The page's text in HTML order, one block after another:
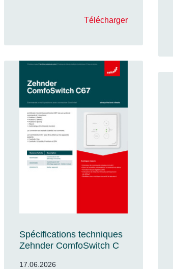
Télécharger
Spécifications techniques
Zehnder ComfoSwitch C
17.06.2026